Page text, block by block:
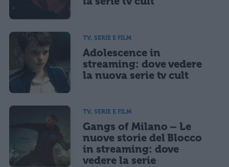
TV, SERIE E FILM
Adolescence in
streaming: dove vedere
la nuova serie tv cult
TV, SERIE E FILM
Gangs of Milano – Le
nuove storie del Blocco
in streaming: dove
vedere la serie